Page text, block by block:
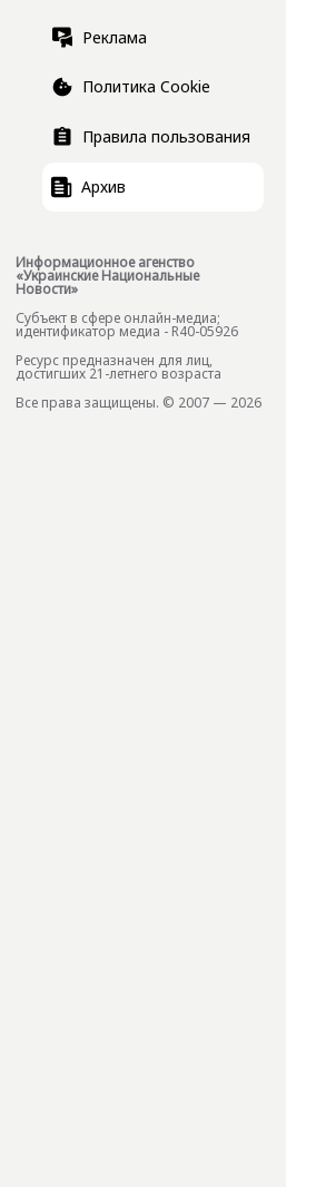
Реклама
Политика Cookie
Правила пользования
Архив
Информационное агенство
«Украинские Национальные
Новости»
Субъект в сфере онлайн-медиа;
идентификатор медиа - R40-05926
Ресурс предназначен для лиц,
достигших 21-летнего возраста
Все права защищены. © 2007 — 2026